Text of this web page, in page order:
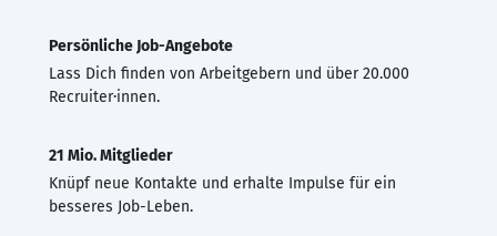
Persönliche Job-Angebote
Lass Dich finden von Arbeitgebern und über 20.000
Recruiter·innen.
21 Mio. Mitglieder
Knüpf neue Kontakte und erhalte Impulse für ein
besseres Job-Leben.